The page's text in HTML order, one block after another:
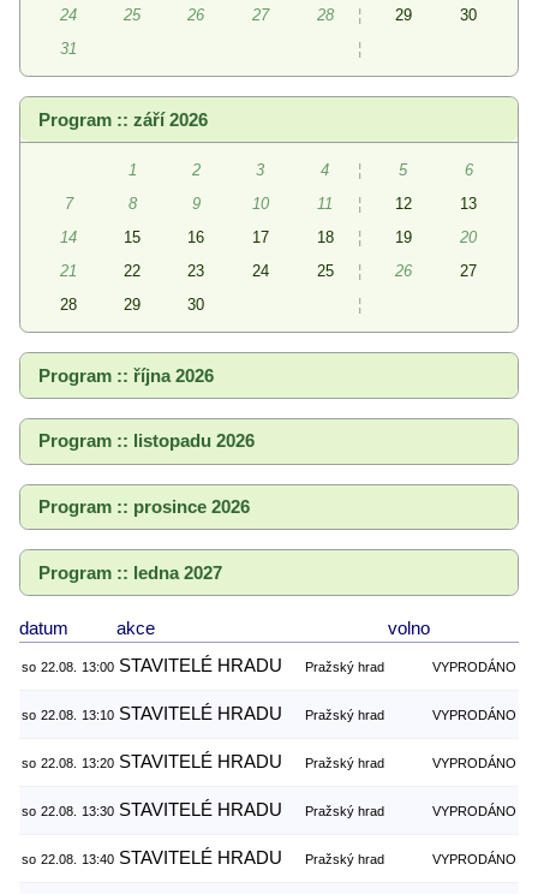
24
25 26 27 28 ¦ 29
30
31
¦
Program :: září 2026
1 2 3 4 ¦ 5
6
7
8 9 10 11 ¦ 12
13
14
15 16 17 18 ¦ 19
20
21
22 23 24 25 ¦ 26
27
28
29 30 ¦
Program :: října 2026
Program :: listopadu 2026
Program :: prosince 2026
Program :: ledna 2027
datum akce volno
so 22.08. 13:00 STAVITELÉ HRADU Pražský hrad VYPRODÁNO
so 22.08. 13:10 STAVITELÉ HRADU Pražský hrad VYPRODÁNO
so 22.08. 13:20 STAVITELÉ HRADU Pražský hrad VYPRODÁNO
so 22.08. 13:30 STAVITELÉ HRADU Pražský hrad VYPRODÁNO
so 22.08. 13:40 STAVITELÉ HRADU Pražský hrad VYPRODÁNO